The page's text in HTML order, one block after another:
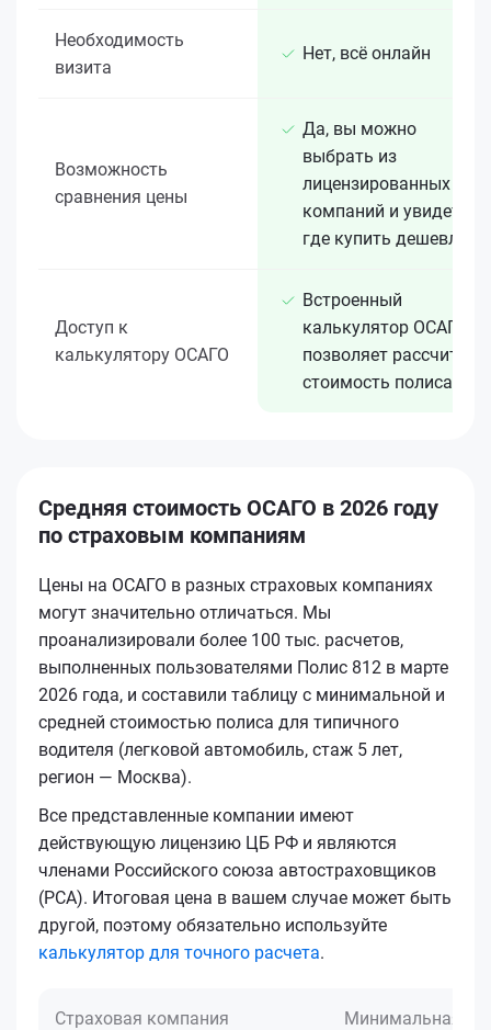
Необходимость
визита
Нет, всё онлайн
Возможность
сравнения цены
Да, вы можно
выбрать из
лицензированных 15+
компаний и увидеть,
где купить дешевле
Доступ к
калькулятору ОСАГО
Встроенный
калькулятор ОСАГО
позволяет рассчитать
стоимость полиса
Средняя стоимость ОСАГО в 2026 году
по страховым компаниям
Цены на ОСАГО в разных страховых компаниях
могут значительно отличаться. Мы
проанализировали более 100 тыс. расчетов,
выполненных пользователями Полис 812 в марте
2026 года, и составили таблицу с минимальной и
средней стоимостью полиса для типичного
водителя (легковой автомобиль, стаж 5 лет,
регион — Москва).
Все представленные компании имеют
действующую лицензию ЦБ РФ и являются
членами Российского союза автостраховщиков
(РСА). Итоговая цена в вашем случае может быть
другой, поэтому обязательно используйте
калькулятор для точного расчета.
Страховая компания Минимальная